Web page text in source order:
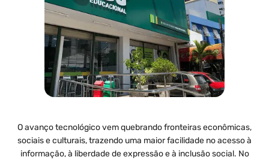
O avanço tecnológico vem quebrando fronteiras econômicas,
sociais e culturais, trazendo uma maior facilidade no acesso à
informação, à liberdade de expressão e à inclusão social. No